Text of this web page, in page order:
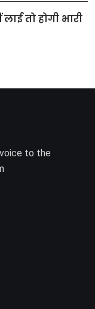
तो होगी भारी
to the